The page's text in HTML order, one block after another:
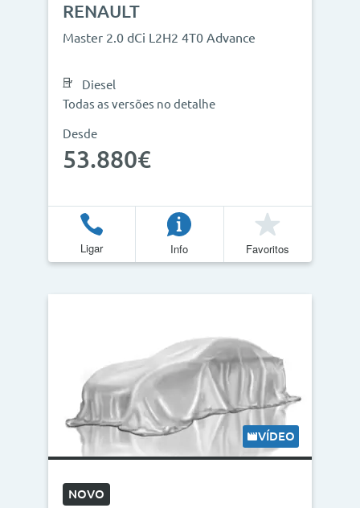
RENAULT
Master 2.0 dCi L2H2 4T0 Advance
Diesel
Todas as versões no detalhe
Desde
53.880€
Ligar Info Favoritos
VÍDEO
NOVO